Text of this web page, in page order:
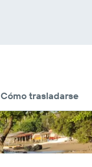
Cómo trasladarse